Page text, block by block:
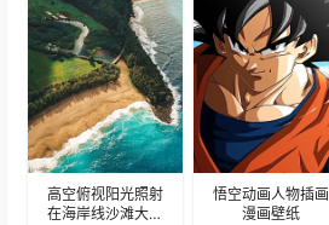
高空俯视阳光照射
在海岸线沙滩大海
悟空动画人物插画
漫画壁纸